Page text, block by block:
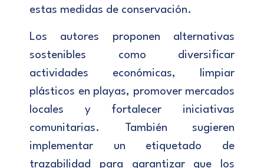
estas medidas de conservación.
Los autores proponen alternativas
sostenibles como diversificar
actividades económicas, limpiar
plásticos en playas, promover mercados
locales y fortalecer iniciativas
comunitarias. También sugieren
implementar un etiquetado de
trazabilidad para garantizar que los